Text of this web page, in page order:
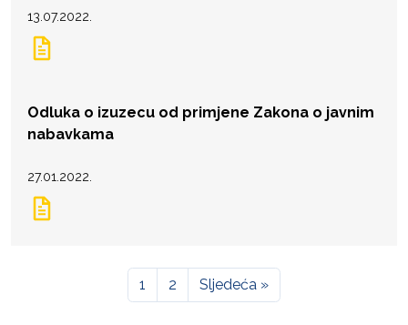
13.07.2022.
Odluka o izuzecu od primjene Zakona o javnim
nabavkama
27.01.2022.
1 2 Sljedeća »